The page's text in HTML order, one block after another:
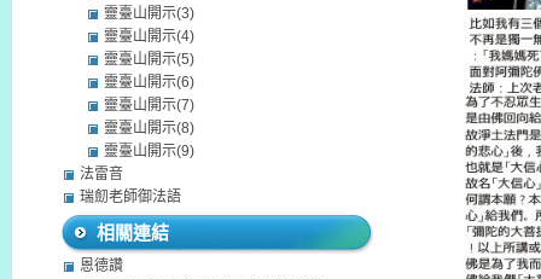
靈臺山開示(3)
靈臺山開示(4)
靈臺山開示(5)
靈臺山開示(6)
靈臺山開示(7)
靈臺山開示(8)
靈臺山開示(9)
法雷音
瑞劎老師御法語
相關連結
恩德讚